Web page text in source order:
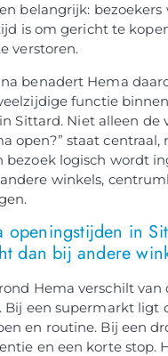
belangrijk: bezoekers
is om gericht te
verstoren.
benadert Hema
functie
Sittard. Niet alleen de
open?” staat centraal,
bezoek logisch wordt
winkels,
openingstijden in
dan bij andere
Hema verschilt van
Bij een supermarkt ligt
en routine. Bij een
en een korte stop.